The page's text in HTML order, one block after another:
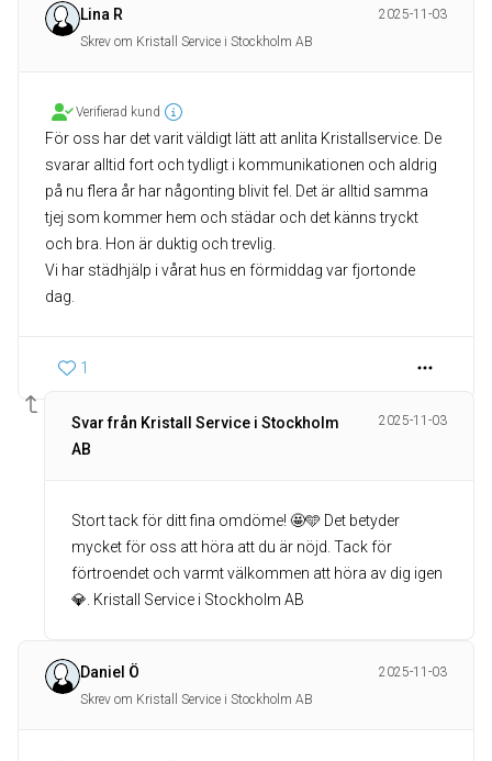
Lina R
2025-11-03
Skrev om Kristall Service i Stockholm AB
Verifierad kund
För oss har det varit väldigt lätt att anlita Kristallservice. De
svarar alltid fort och tydligt i kommunikationen och aldrig
på nu flera år har någonting blivit fel. Det är alltid samma
tjej som kommer hem och städar och det känns tryckt
och bra. Hon är duktig och trevlig.
Vi har städhjälp i vårat hus en förmiddag var fjortonde
dag.
1
Svar från Kristall Service i Stockholm
AB
2025-11-03
Stort tack för ditt fina omdöme! 🤩🩵 Det betyder
mycket för oss att höra att du är nöjd. Tack för
förtroendet och varmt välkommen att höra av dig igen
💎. Kristall Service i Stockholm AB
Daniel Ö
2025-11-03
Skrev om Kristall Service i Stockholm AB